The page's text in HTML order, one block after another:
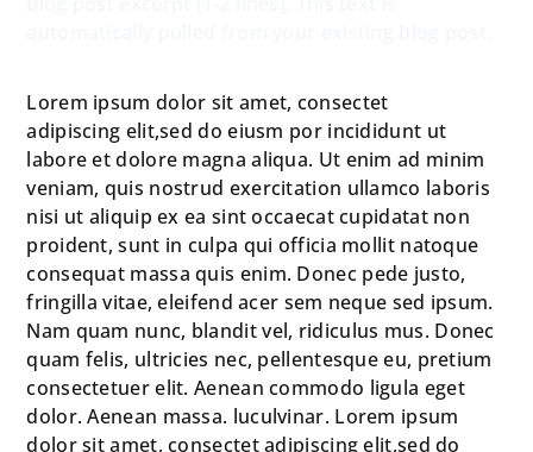
Lorem ipsum dolor sit amet, consectet
adipiscing elit,sed do eiusm por incididunt ut
labore et dolore magna aliqua. Ut enim ad minim
veniam, quis nostrud exercitation ullamco laboris
nisi ut aliquip ex ea sint occaecat cupidatat non
proident, sunt in culpa qui officia mollit natoque
consequat massa quis enim. Donec pede justo,
fringilla vitae, eleifend acer sem neque sed ipsum.
Nam quam nunc, blandit vel, ridiculus mus. Donec
quam felis, ultricies nec, pellentesque eu, pretium
consectetuer elit. Aenean commodo ligula eget
dolor. Aenean massa. luculvinar. Lorem ipsum
dolor sit amet, consectet adipiscing elit,sed do